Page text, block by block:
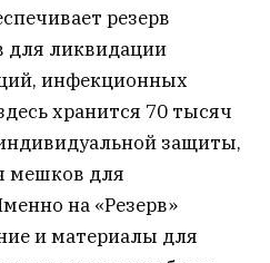
резерв
для ликвидации
инфекционных
хранится 70 тысяч
защиты,
мешков для
на «Резерв»
и материалы для